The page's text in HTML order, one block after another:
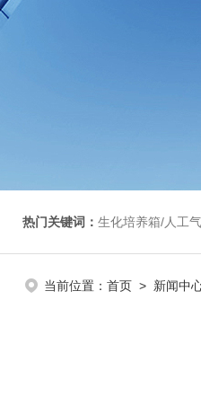
热门关键词： 生化培养箱/人工气候培养箱/
当前位置： 首页 > 新闻中